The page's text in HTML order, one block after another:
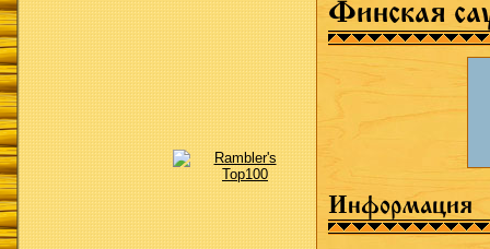
Финская
Информация